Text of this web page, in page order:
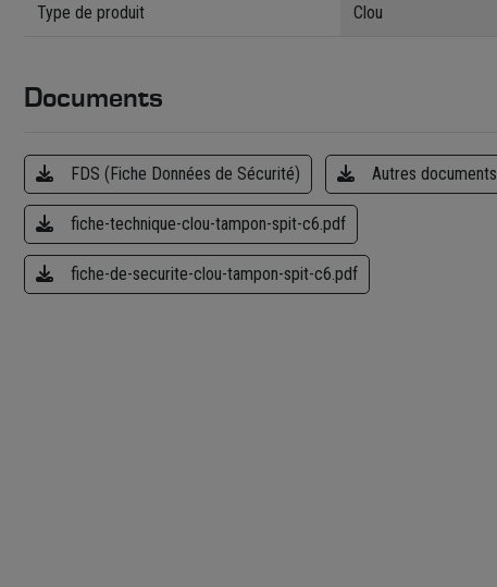
Type de produit Clou
Documents
FDS (Fiche Données de Sécurité) Autres documents
fiche-technique-clou-tampon-spit-c6.pdf
fiche-de-securite-clou-tampon-spit-c6.pdf